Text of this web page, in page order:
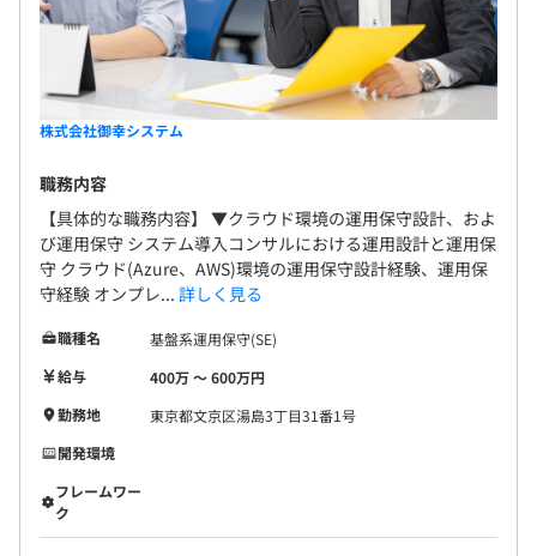
株式会社御幸システム
職務内容
【具体的な職務内容】 ▼クラウド環境の運用保守設計、およ
び運用保守 システム導入コンサルにおける運用設計と運用保
守 クラウド(Azure、AWS)環境の運用保守設計経験、運用保
守経験 オンプレ... 詳しく見る
職種名
基盤系運用保守(SE)
給与
400万 〜 600万円
勤務地
東京都文京区湯島3丁目31番1号
開発環境
フレームワー
ク